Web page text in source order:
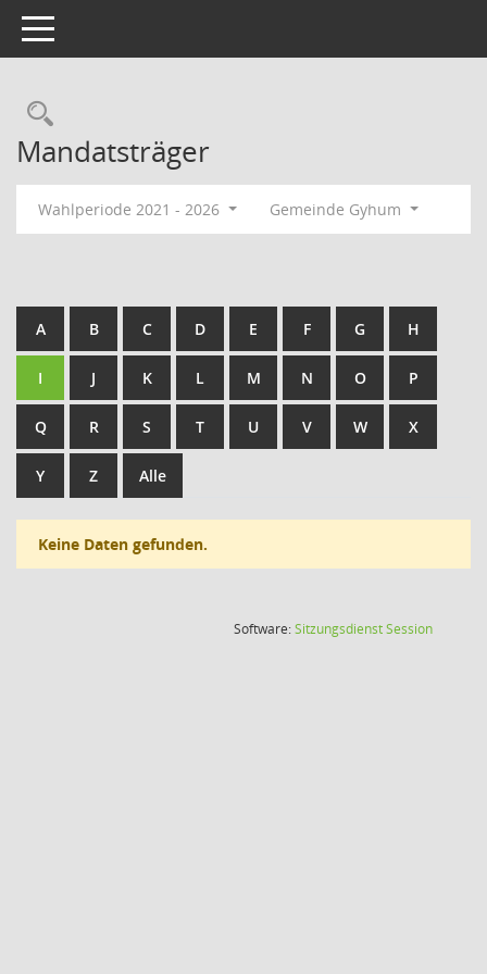
Toggle navigation
Rechercheauswahl
Mandatsträger
Wahlperiode 2021 - 2026 Gemeinde Gyhum
A B C D E F G H
I J K L M N O P
Q R S T U V W X
Y Z Alle
Keine Daten gefunden.
Software:SitzungsdienstSession(Wird in